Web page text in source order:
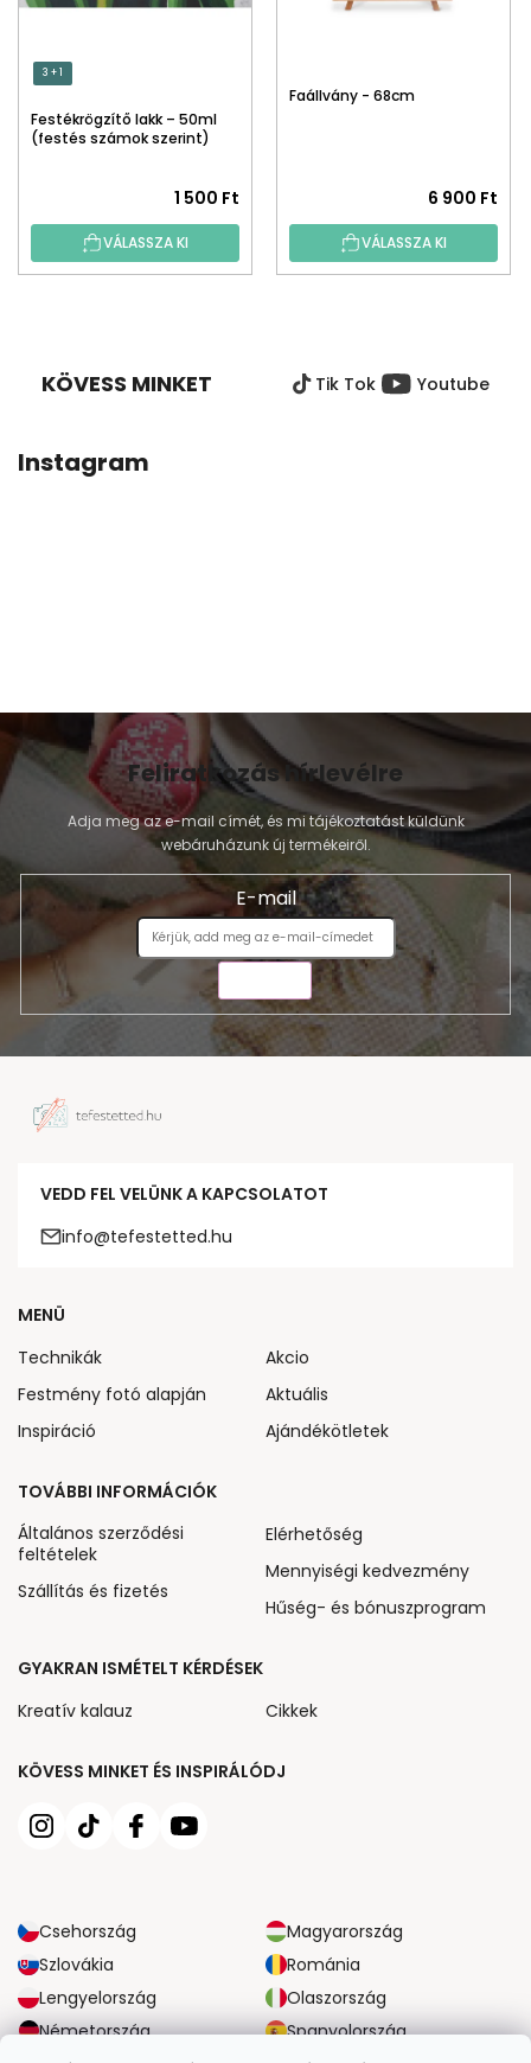
3 + 1
Festékrögzítő lakk – 50ml
(festés számok szerint)
1 500 Ft
VÁLASSZA KI
Faállvány - 68cm
6 900 Ft
VÁLASSZA KI
KÖVESS MINKET Tik Tok Youtube
Instagram
Feliratkozás hírlevélre
Adja meg az e-mail címét, és mi tájékoztatást küldünk
webáruházunk új termékeiről.
E-mail
VEDD FEL VELÜNK A KAPCSOLATOT
info@tefestetted.hu
KÖVESS MINKET ÉS INSPIRÁLÓDJ
Csehország
Magyarország
Szlovákia
Románia
Lengyelország
Olaszország
Németország
Spanyolország
MENÜ
Technikák
Festmény fotó alapján
Inspiráció
Akcio
Aktuális
Ajándékötletek
TOVÁBBI INFORMÁCIÓK
Általános szerződési
feltételek
Szállítás és fizetés
Elérhetőség
Mennyiségi kedvezmény
Hűség- és bónuszprogram
GYAKRAN ISMÉTELT KÉRDÉSEK
Kreatív kalauz
Cikkek